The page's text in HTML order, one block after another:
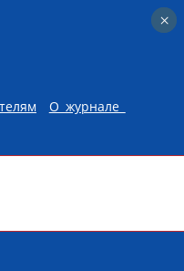
О журнале
×
×